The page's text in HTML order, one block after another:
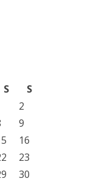
S
S
2
9
16
23
30